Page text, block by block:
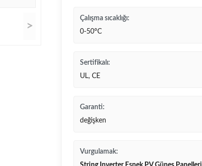
>
Çalışma sıcaklığı:
0-50°C
Sertifikalı:
UL, CE
Garanti:
değişken
Vurgulamak: